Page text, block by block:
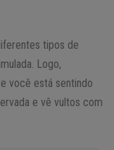
tipos de
Logo,
você está sentindo
e vê vultos com